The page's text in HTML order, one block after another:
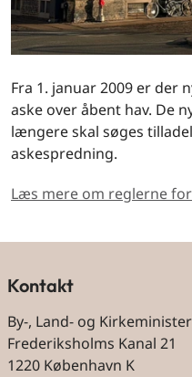
Fra 1. januar 2009 er der
aske over åbent hav. De
længere skal søges
askespredning.
Læs mere om reglerne
Kontakt
By-, Land- og
Frederiksholms Kanal 21
1220 København K